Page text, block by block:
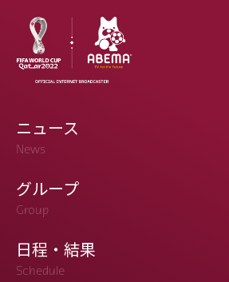
ニュース
News
グループ
Group
日程・結果
Schedule